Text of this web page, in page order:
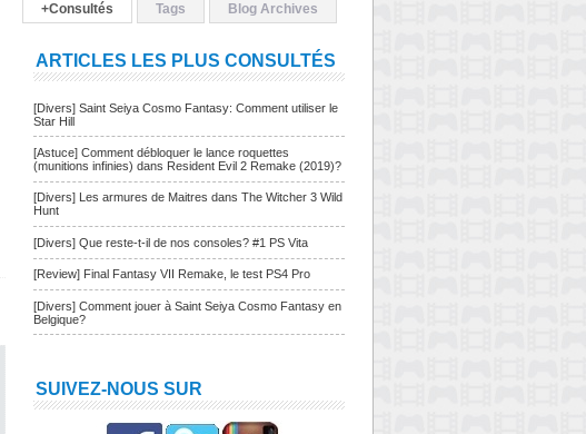
+Consultés Tags Blog Archives
ARTICLES LES PLUS CONSULTÉS
[Divers] Saint Seiya Cosmo Fantasy: Comment utiliser le
Star Hill
[Astuce] Comment débloquer le lance roquettes
(munitions infinies) dans Resident Evil 2 Remake (2019)?
[Divers] Les armures de Maitres dans The Witcher 3 Wild
Hunt
[Divers] Que reste-t-il de nos consoles? #1 PS Vita
[Review] Final Fantasy VII Remake, le test PS4 Pro
[Divers] Comment jouer à Saint Seiya Cosmo Fantasy en
Belgique?
SUIVEZ-NOUS SUR